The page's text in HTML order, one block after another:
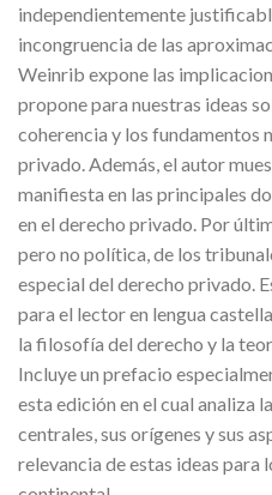
independientemente
incongruencia de las
Weinrib expone las
propone para nuestras ideas
coherencia y los fundamentos
privado. Además, el autor
manifiesta en las principales
en el derecho privado. Por
pero no política, de los
especial del derecho privado.
para el lector en lengua
la filosofía del derecho y la
Incluye un prefacio
esta edición en el cual analiza
centrales, sus orígenes y sus
relevancia de estas ideas para